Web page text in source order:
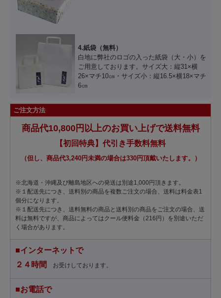
4.紙袋（無料）
白地に弊社のロゴの入った紙袋（大・小）を
ご用意しております。サイズ大：縦31×横
26×マチ10㎝・サイズ小：縦16.5×横18×マチ
6㎝
ご注文方法
商品代10,800円以上のお買い上げで送料無料
【初回特典】代引き手数料無料
（但し、商品代3,240円未満の場合は330円頂戴いたします。）
※北海道・沖縄及び離島地区への発送は別途1,000円頂きます。
※１配送先につき、送料別の商品を複数ご注文の場合、送料は料金表1
個分になります。
※１配送先につき、送料無料の商品と送料別の商品をご注文の場合、送
料は無料ですが、商品によってはクール便料金（216円）を別途いただ
く場合があります。
■インターネットで
２４時間
お受けしております。
■お電話で